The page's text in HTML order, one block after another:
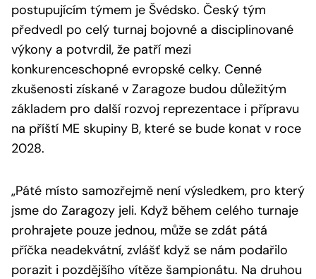
postupujícím týmem je Švédsko. Český tým
předvedl po celý turnaj bojovné a disciplinované
výkony a potvrdil, že patří mezi
konkurenceschopné evropské celky. Cenné
zkušenosti získané v Zaragoze budou důležitým
základem pro další rozvoj reprezentace i přípravu
na příští ME skupiny B, které se bude konat v roce
2028.
„Páté místo samozřejmě není výsledkem, pro který
jsme do Zaragozy jeli. Když během celého turnaje
prohrajete pouze jednou, může se zdát pátá
příčka neadekvátní, zvlášť když se nám podařilo
porazit i pozdějšího vítěze šampionátu. Na druhou